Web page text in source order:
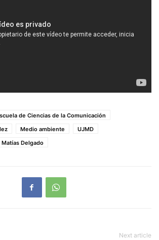
de Ciencias de la Comunicación
Medio ambiente
UJMD
Delgado
Next article